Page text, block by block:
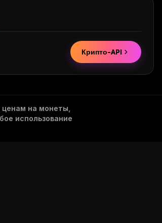
Крипто-API
на монеты,
использование